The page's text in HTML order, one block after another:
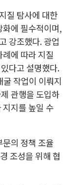
질 탐사에 대한
에 필수적이며,
강조했다. 광업
에 따라 지질
다고 설명했다.
작업이 이뤄지
관행을 도입하
지를 높일 수
의 정책 조율
조성을 위해 협